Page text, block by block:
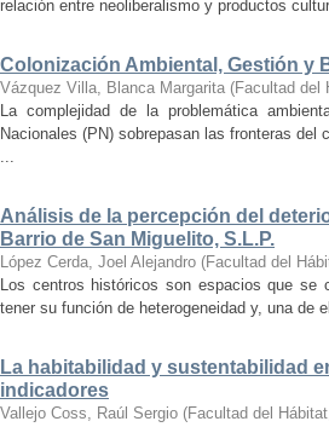
relación entre neoliberalismo y productos
Colonización Ambiental, Gestión y
Vázquez Villa, Blanca Margarita (Facultad del
La complejidad de la problemática
Nacionales (PN) sobrepasan las fronteras
...
Análisis de la percepción del
Barrio de San Miguelito, S.L.P.
López Cerda, Joel Alejandro (Facultad del
Los centros históricos son espacios que se
tener su función de heterogeneidad y, una de
La habitabilidad y sustentabilidad
indicadores
Vallejo Coss, Raúl Sergio (Facultad del Hábitat